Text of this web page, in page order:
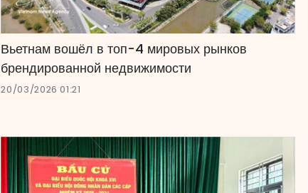
Вьетнам вошёл в топ-4 мировых рынков
брендированной недвижимости
20/03/2026 01:21